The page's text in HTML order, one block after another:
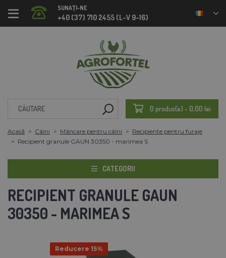
SUNAȚI-NE
+40 (37) 710 2455 (L-V 9-16)
0 produs(e) - 0,00 lei
Acasă Câini Mâncare pentru câini
Recipiente pentru furaje
Recipient granule GAUN 30350 - marimea S
CATEGORII
RECIPIENT GRANULE GAUN
30350 - MARIMEA S
Reducere 15%